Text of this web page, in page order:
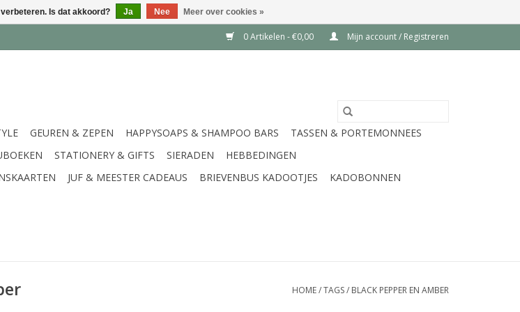
0 Artikelen - €0,00 Mijn account / Registreren
GEUREN & ZEPEN HAPPYSOAPS & SHAMPOO BARS
TASSEN & PORTEMONNEES
STATIONERY & GIFTS SIERADEN
HEBBEDINGEN
JUF & MEESTER CADEAUS BRIEVENBUS KADOOTJES
KADOBONNEN
HOME/TAGS/ BLACK PEPPER EN AMBER
Is dat akkoord? Ja Nee Meer over cookies »